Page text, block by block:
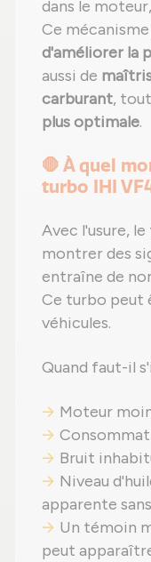
dans le
Ce
d'améliorer la
aussi de
carburant,
plus optimale.
🛑 À quel
turbo IHI
Avec l'usure,
montrer des
entraîne de
Ce turbo peut
véhicules.
Quand faut-il
Moteur
Bruit
Niveau
apparente
Un témoin
peut